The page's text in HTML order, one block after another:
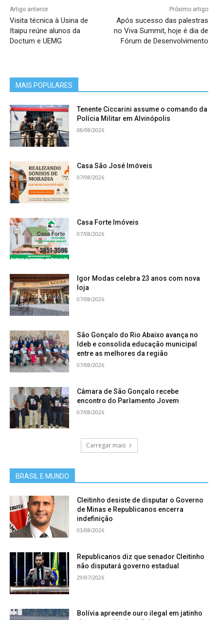
Artigo anterior
Visita técnica à Usina de
Itaipu reúne alunos da
Doctum e UEMG
Próximo artigo
Após sucesso das palestras
no Viva Summit, hoje é dia de
Fórum de Desenvolvimento
MAIS POPULARES
Tenente Ciccarini assume o comando da
Polícia Militar em Alvinópolis
08/08/2026
Casa São José Imóveis
07/08/2026
Casa Forte Imóveis
07/08/2026
Igor Modas celebra 23 anos com nova
loja
07/08/2026
São Gonçalo do Rio Abaixo avança no
Ideb e consolida educação municipal
entre as melhores da região
07/08/2026
Câmara de São Gonçalo recebe
encontro do Parlamento Jovem
07/08/2026
Carregar mais
BRASIL E MUNDO
Cleitinho desiste de disputar o Governo
de Minas e Republicanos encerra
indefinição
03/08/2026
Republicanos diz que senador Cleitinho
não disputará governo estadual
29/07/2026
Bolívia apreende ouro ilegal em jatinho